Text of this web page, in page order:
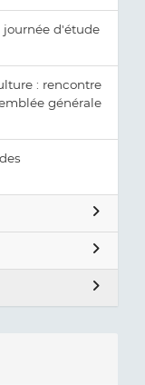
d'étude
: rencontre
générale